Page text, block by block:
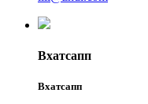
Вхатсапп
Вхатсапп